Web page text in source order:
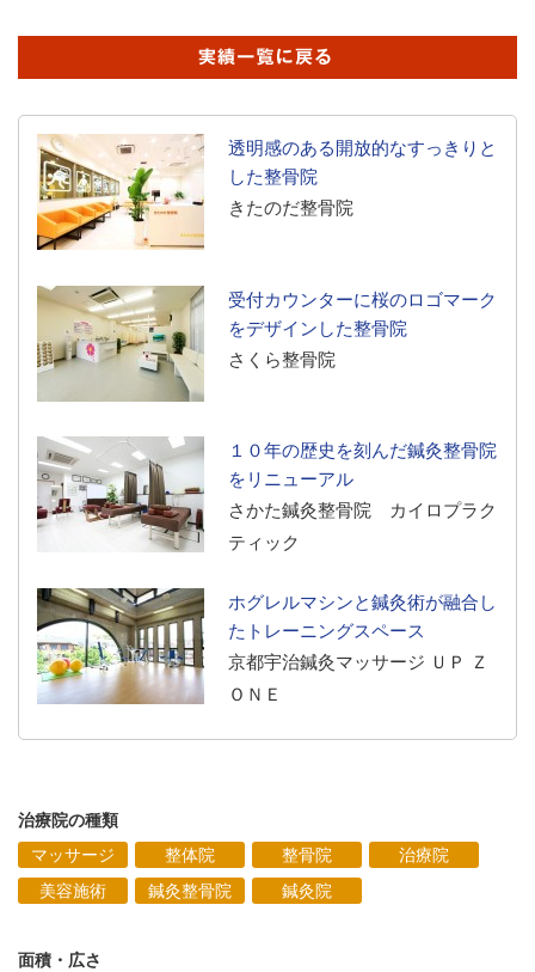
透明感のある開放的なすっきりと
した整骨院
きたのだ整骨院
受付カウンターに桜のロゴマーク
をデザインした整骨院
さくら整骨院
１０年の歴史を刻んだ鍼灸整骨院
をリニューアル
さかた鍼灸整骨院 カイロプラク
ティック
ホグレルマシンと鍼灸術が融合し
たトレーニングスペース
京都宇治鍼灸マッサージ ＵＰ Ｚ
ＯＮＥ
治療院の種類
マッサージ
整体院 整骨院
治療院
美容施術
鍼灸整骨院 鍼灸院
面積・広さ